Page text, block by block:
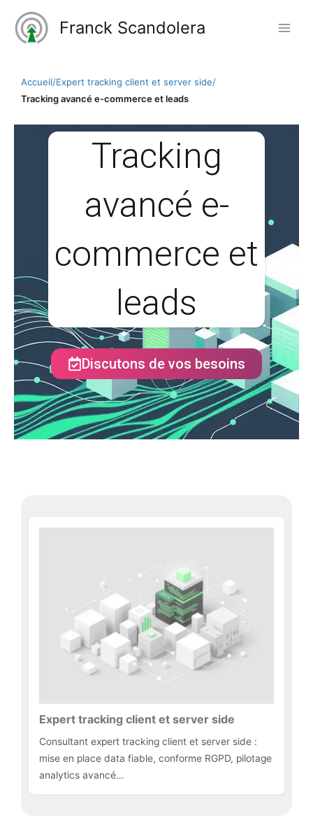
contenu
Franck Scandolera
Accueil/Expert tracking client et server side/
Tracking avancé e-commerce et leads
Tracking
avancé e-
commerce et
leads
Discutons de vos besoins
Expert tracking client et server side
Consultant expert tracking client et server side :
mise en place data fiable, conforme RGPD, pilotage
analytics avancé…